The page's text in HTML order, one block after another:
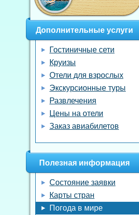
Дополнительные услуги
Гостиничные сети
Круизы
Отели для взрослых
Экскурсионные туры
Развлечения
Цены на отели
Заказ авиабилетов
Полезная информация
Состояние заявки
Карты стран
Погода в мире